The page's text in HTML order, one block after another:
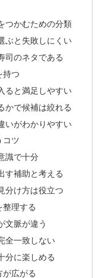
つかむための分類
ぶと失敗しにくい
司のネタである
持つ
ると満足しやすい
かで候補は絞れる
いがわかりやすい
コツ
識で十分
す補助と考える
分け方は役立つ
理する
文脈が違う
全一致しない
分に楽しめる
広がる